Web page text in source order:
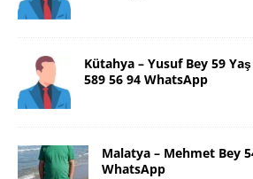
Kütahya – Yusuf Bey 59 Yaş
589 56 94 WhatsApp
Malatya – Mehmet Bey
WhatsApp